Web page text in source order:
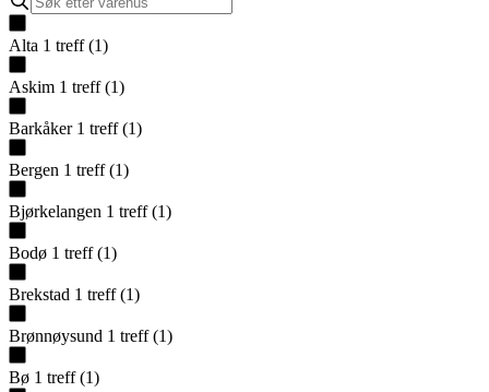
Alta 1 treff (1)
Askim 1 treff (1)
Barkåker 1 treff (1)
Bergen 1 treff (1)
Bjørkelangen 1 treff (1)
Bodø 1 treff (1)
Brekstad 1 treff (1)
Brønnøysund 1 treff (1)
Bø 1 treff (1)